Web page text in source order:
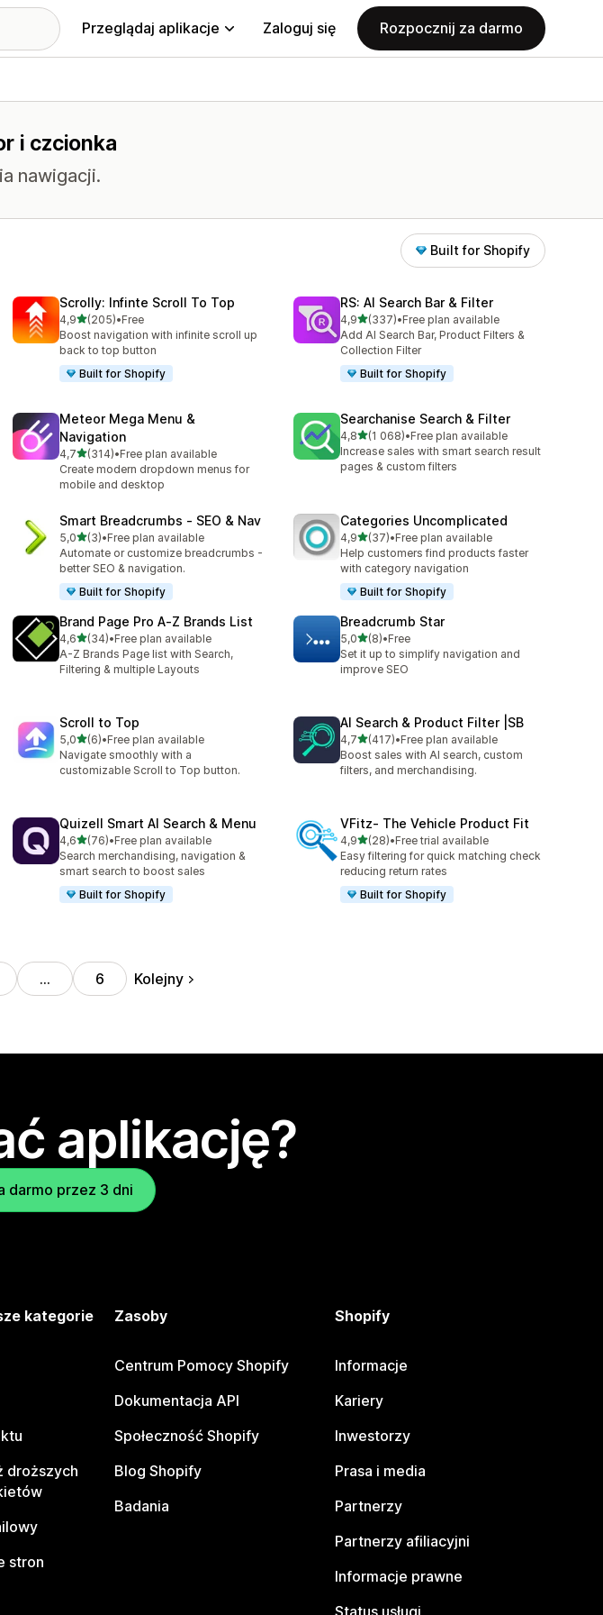
Przeglądaj aplikacje Zaloguj się Rozpocznij za darmo
i czcionka
nawigacji.
Built for Shopify
Scrolly: Infinte Scroll To Top
4,9na 5 gwiazdek
(205)
Łączna liczba recenzji: 205
•Free
Boost navigation with infinite scroll up
back to top button
Built for Shopify
RS: AI Search Bar & Filter
4,9na 5 gwiazdek
(337)
Łączna liczba recenzji: 337
•Free plan available
Add AI Search Bar, Product Filters &
Collection Filter
Built for Shopify
Meteor Mega Menu &
Navigation
4,7na 5 gwiazdek
(314)
Łączna liczba recenzji: 314
•Free plan available
Create modern dropdown menus for
mobile and desktop
Searchanise Search & Filter
4,8na 5 gwiazdek
(1 068)
Łączna liczba recenzji: 1068
•Free plan available
Increase sales with smart search result
pages & custom filters
Smart Breadcrumbs ‑ SEO & Nav
5,0na 5 gwiazdek
(3)
Łączna liczba recenzji: 3
•Free plan available
Automate or customize breadcrumbs -
better SEO & navigation.
Built for Shopify
Categories Uncomplicated
4,9na 5 gwiazdek
(37)
Łączna liczba recenzji: 37
•Free plan available
Help customers find products faster
with category navigation
Built for Shopify
Brand Page Pro A‑Z Brands List
4,6na 5 gwiazdek
(34)
Łączna liczba recenzji: 34
•Free plan available
A-Z Brands Page list with Search,
Filtering & multiple Layouts
Breadcrumb Star
5,0na 5 gwiazdek
(8)
Łączna liczba recenzji: 8
•Free
Set it up to simplify navigation and
improve SEO
Scroll to Top
5,0na 5 gwiazdek
(6)
Łączna liczba recenzji: 6
•Free plan available
Navigate smoothly with a
customizable Scroll to Top button.
AI Search & Product Filter |SB
4,7na 5 gwiazdek
(417)
Łączna liczba recenzji: 417
•Free plan available
Boost sales with AI search, custom
filters, and merchandising.
Quizell Smart AI Search & Menu
4,6na 5 gwiazdek
(76)
Łączna liczba recenzji: 76
•Free plan available
Search merchandising, navigation &
smart search to boost sales
Built for Shopify
VFitz‑ The Vehicle Product Fit
4,9na 5 gwiazdek
(28)
Łączna liczba recenzji: 28
•Free trial available
Easy filtering for quick matching check
reducing return rates
Built for Shopify
… 6 Kolejny
aplikację?
darmo przez 3 dni
kategorie
droższych
stron
Zasoby
Centrum Pomocy Shopify
Dokumentacja API
Społeczność Shopify
Blog Shopify
Badania
Shopify
Informacje
Kariery
Inwestorzy
Prasa i media
Partnerzy
Partnerzy afiliacyjni
Informacje prawne